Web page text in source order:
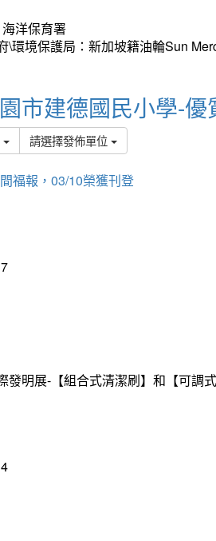
洋保育署
\環境保護局：新加坡籍油輪Sun
市建德國民小學-優
請選擇發佈單位
福報，03/10榮獲刊登
發明展-【組合式清潔刷】和【可調